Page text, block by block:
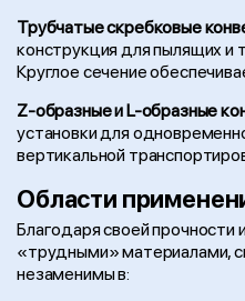
Трубчатые скребковые
конструкция для пылящих и
Круглое сечение
Z-образные и L-образные
установки для
вертикальной
Области
Благодаря своей прочности
«трудными» материалами,
незаменимы в: